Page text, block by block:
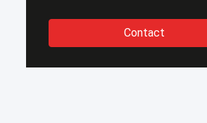
Contact